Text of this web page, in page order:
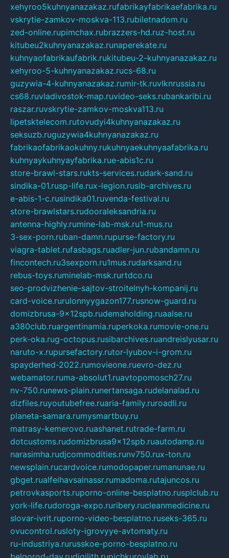
xehyroo5kuhnyanazakaz.rufabrikayfabrikaefabrika.ru
vskrytie-zamkov-moskva-113.rubiletnadom.ru
zed-online.rupimchax.rubrazzers-hd.ruz-host.ru
kitubeu2kuhnyanazakaz.runaperekate.ru
kuhnyaofabrikaufabrik.rukitubeu-2-kuhnyanazakaz.ru
xehyroo-5-kuhnyanazakaz.rucs-68.ru
guzywia-4-kuhnyanazakaz.rumir-tk.ruvlknrussia.ru
cs68.ruvladivostok-map.ruvideo-seks.rubankaribi.ru
raszar.ruvskrytie-zamkov-moskva113.ru
lipetsktelecom.rutovudyi4kuhnyanazakaz.ru
seksuzb.ruguzywia4kuhnyanazakaz.ru
fabrikaofabrikaokuhny.rukuhnyaekuhnyaafabrika.ru
kuhnyaykuhnyayfabrika.rue-abis1c.ru
store-brawl-stars.rukts-services.rudark-sand.ru
sindika-01.rusp-life.rux-legion.rusib-archives.ru
e-abis-1-c.rusindika01.ruvenda-festival.ru
store-brawlstars.rudooraleksandria.ru
antenna-highly.rumine-lab-msk.ru1-mus.ru
3-sex-porn.ruban-damn.rupurse-factory.ru
viagra-tablet.rufasbags.ruadler-jun.rubandamn.ru
fincontech.ru3sexporn.ru1mus.rudarksand.ru
rebus-toys.ruminelab-msk.rurtdco.ru
seo-prodvizhenie-sajtov-stroitelnyh-kompanij.ru
card-voice.rurulonnyygazon177.rusnow-guard.ru
domizbrusa-9x12spb.rudemaholding.ruaalse.ru
a380club.ruargentinamia.ruperkoka.rumovie-one.ru
perk-oka.rug-octopus.rusibarchives.ruandreislyusar.ru
naruto-x.rupursefactory.rutor-lyubov-i-grom.ru
spayderhed-2022.rumovieone.ruevro-dez.ru
webamator.ruma-absolut1.ruavtopomosch27.ru
nv-750.runews-plain.runertansaga.rudelanalad.ru
dizfiles.ruyoutubefree.ruaria-family.ruroadli.ru
planeta-samara.rumysmartbuy.ru
matrasy-kemerovo.ruashanet.rutrade-farm.ru
dotcustoms.rudomizbrusa9x12spb.ruautodamp.ru
narasimha.rudjcommodities.runv750.rux-ton.ru
newsplain.rucardvoice.rumodopaper.rumanunae.ru
gbget.rualfeihavsalnassr.rumadoma.rutajuncos.ru
petrovkasports.ruporno-online-besplatno.rusplclub.ru
york-life.rudoroga-expo.ruribery.rucleanmedicine.ru
slovar-ivrit.ruporno-video-besplatno.ruseks-365.ru
ovucontrol.rusloty-igrovyye-avtomaty.ru
ru-industriya.rurusskoe-porno-besplatno.ru